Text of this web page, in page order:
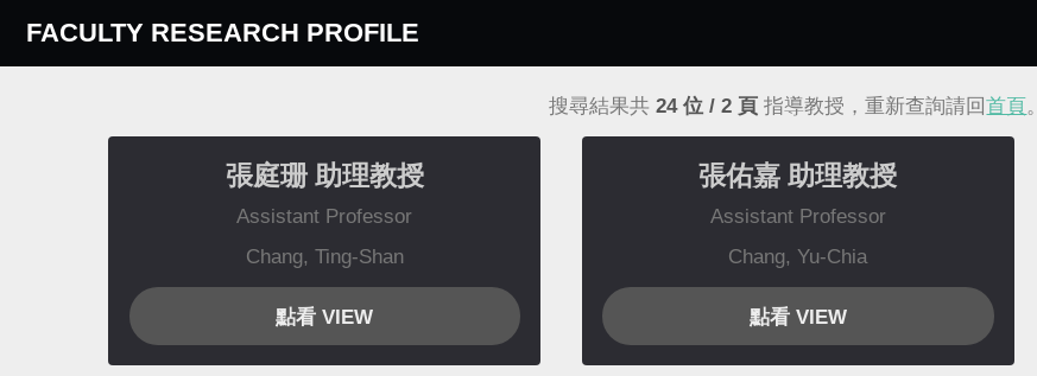
FACULTY RESEARCH PROFILE
搜尋結果共24位 /2 頁 指導教授，重新查詢請回首頁。
張庭珊 助理教授
Assistant Professor
Chang, Ting-Shan
點看 VIEW
張佑嘉助理教授
Assistant Professor
Chang, Yu-Chia
點看 VIEW